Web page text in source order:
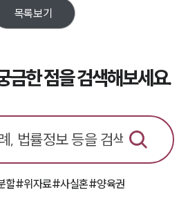
성원 소개
언론보도
공지사항
법률 블로그
법률서식
터/브로슈어
목록보기
금한 점을 검색해보세요.
할#위자료#사실혼#양육권